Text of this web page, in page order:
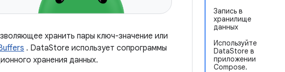
Запись в
хранилище
данных
Используйте
DataStore в
приложении
Compose.
хранить пары ключ-значение или
. DataStore использует сопрограммы
хранения данных.